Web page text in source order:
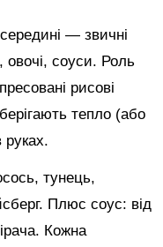
— звичні
соуси. Роль
рисові
тепло (або
тунець,
Плюс соус: від
Кожна